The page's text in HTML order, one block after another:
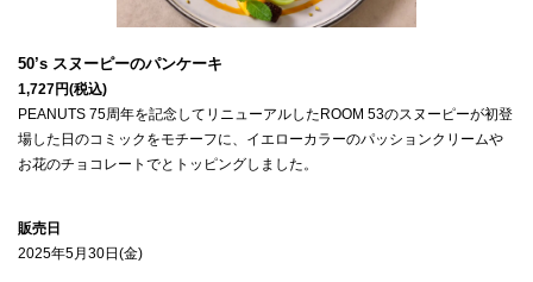
1,727円(税込)
PEANUTS 75周年を記念してリニューアルしたROOM 53のスヌーピーが初登
場した日のコミックをモチーフに、イエローカラーのパッションクリームや
お花のチョコレートでとトッピングしました。
販売日
2025年5月30日(金)